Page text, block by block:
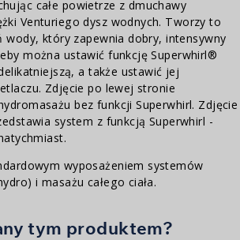
całe powietrze z dmuchawy
Venturiego dysz wodnych. Tworzy to
wody, który zapewnia dobry, intensywny
można ustawić funkcję Superwhirl®
a także ustawić jej
Zdjęcie po lewej stronie
bez funkcji Superwhirl. Zdjęcie
system z funkcją Superwhirl -
wyposażeniem systemów
i masażu całego ciała.
tym produktem?